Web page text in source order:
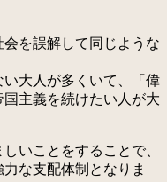
を誤解して同じような
大人が多くいて、「偉
主義を続けたい人が大
いことをすることで、
な支配体制となりま